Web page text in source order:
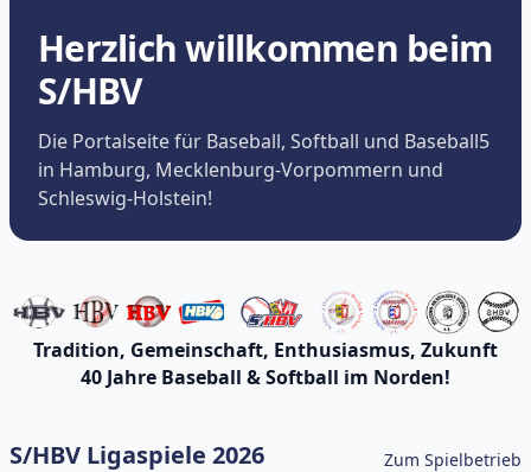
Herzlich willkommen beim
S/HBV
Die Portalseite für Baseball, Softball und Baseball5
in Hamburg, Mecklenburg-Vorpommern und
Schleswig-Holstein!
Tradition, Gemeinschaft, Enthusiasmus, Zukunft
40 Jahre Baseball & Softball im Norden!
S/HBV Ligaspiele 2026 Zum Spielbetrieb